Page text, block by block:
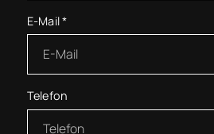
E-Mail*
Telefon